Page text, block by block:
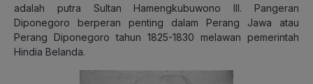
adalah putra Sultan Hamengkubuwono III. Pangeran
Diponegoro berperan penting dalam Perang Jawa atau
Perang Diponegoro tahun 1825-1830 melawan pemerintah
Hindia Belanda.